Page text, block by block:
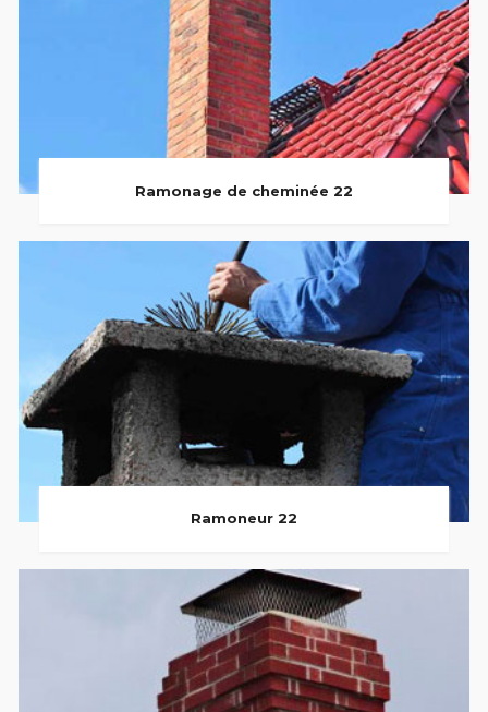
Ramonage de cheminée 22
Ramoneur 22